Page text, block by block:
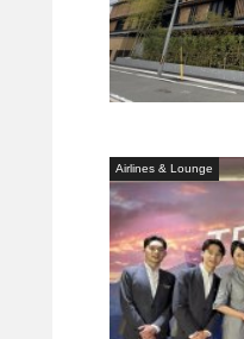
Airlines & Lounge